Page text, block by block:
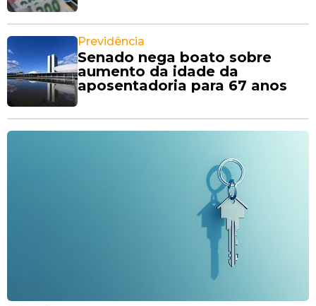
Previdência
Senado nega boato sobre
aumento da idade da
aposentadoria para 67 anos